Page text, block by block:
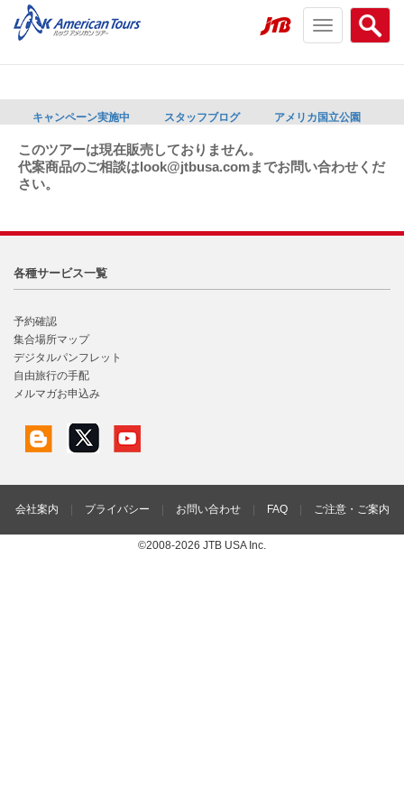
Search
menu
Toggle
navigation
キャンペーン実施中 スタッフブログ アメリカ国立公園
このツアーは現在販売しておりません。
代案商品のご相談はlook@jtbusa.comまでお問い合わせくだ
さい。
各種サービス一覧
予約確認
集合場所マップ
デジタルパンフレット
自由旅行の手配
メルマガお申込み
会社案内 プライバシー お問い合わせ FAQ ご注意・ご案内
©2008-2026 JTB USA Inc.